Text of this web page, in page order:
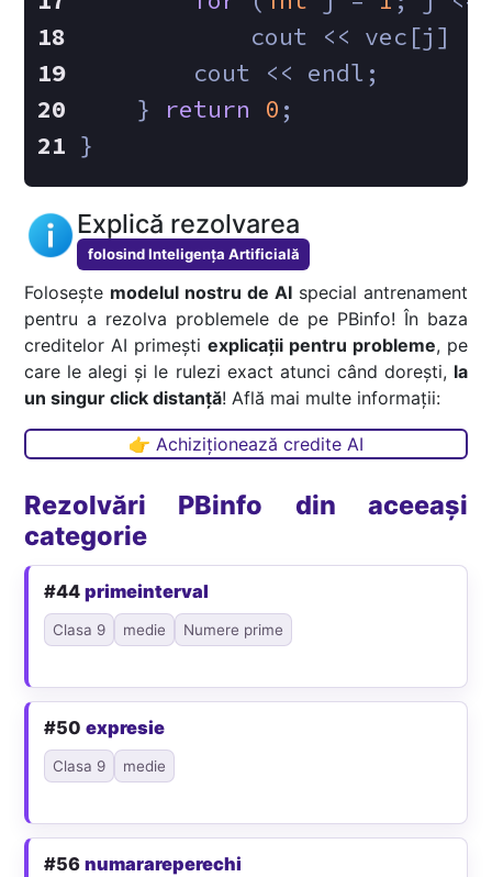
cout << vec[j]
        cout << endl;
    }
return 0 ;
}
Explică rezolvarea
folosind Inteligența Artificială
Folosește modelul nostru de AIspecial antrenament
pentru a rezolva problemele de pe PBinfo! În baza
creditelor AI primești explicații pentru probleme, pe
care le alegi și le rulezi exact atunci când dorești, la
un singur click distanță! Află mai multe informații:
👉 Achiziționează credite AI
Rezolvări PBinfo din aceeași
categorie
#44primeinterval
Clasa 9 medie Numere prime
#50expresie
Clasa 9 medie
#56numarareperechi